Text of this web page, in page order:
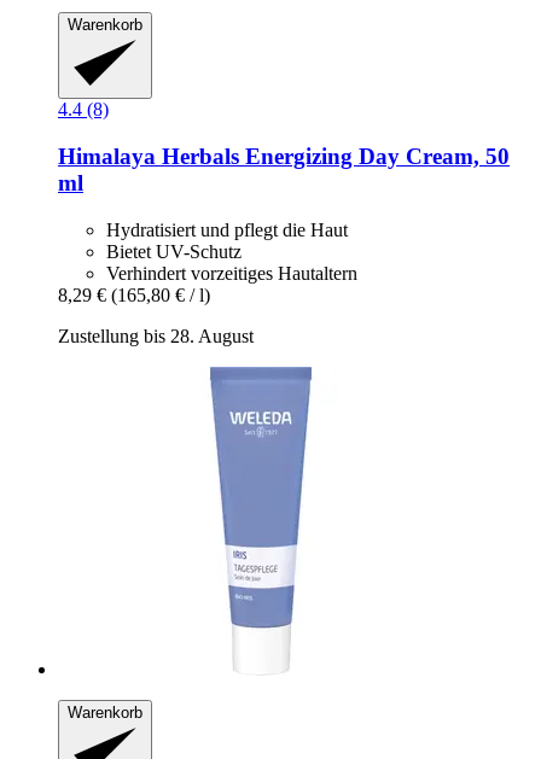
Warenkorb
4.4 (8)
Himalaya Herbals Energizing Day Cream, 50
ml
Hydratisiert und pflegt die Haut
Bietet UV-Schutz
Verhindert vorzeitiges Hautaltern
8,29 € (165,80 € / l)
Zustellung bis 28. August
Warenkorb